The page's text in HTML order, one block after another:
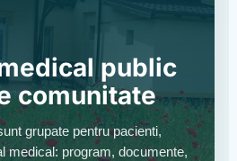
public
comunitate
grupate pentru pacienti,
medical: program, documente,